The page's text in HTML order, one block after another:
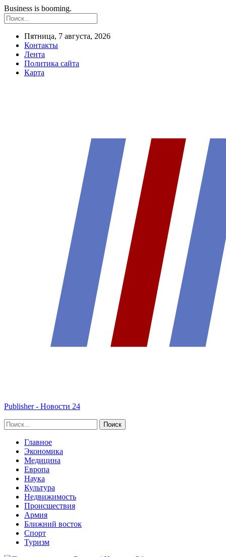
Business is booming.
Пятница, 7 августа, 2026
Контакты
Лента
Политика сайта
Карта
Publisher - Новости 24
Главное
Экономика
Медицина
Европа
Наука
Культура
Недвижимость
Происшествия
Армия
Ближний восток
Спорт
Туризм